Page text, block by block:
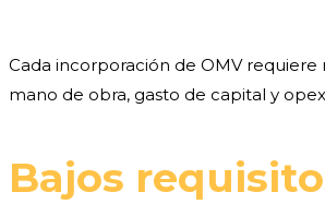
Cada incorporación de OMV requiere
mano de obra, gasto de capital y opex
Bajos